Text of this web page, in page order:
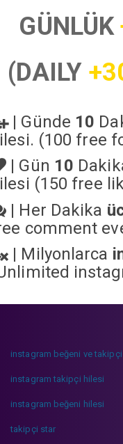
GÜNLÜK
(DAILY
| Günde 10
(100 free
| Gün 10
(150 free
| Her Dakika
comment
| Milyonlarca
instagram beğeni ve
instagram takipçi hilesi
instagram beğeni hilesi
takipçi star